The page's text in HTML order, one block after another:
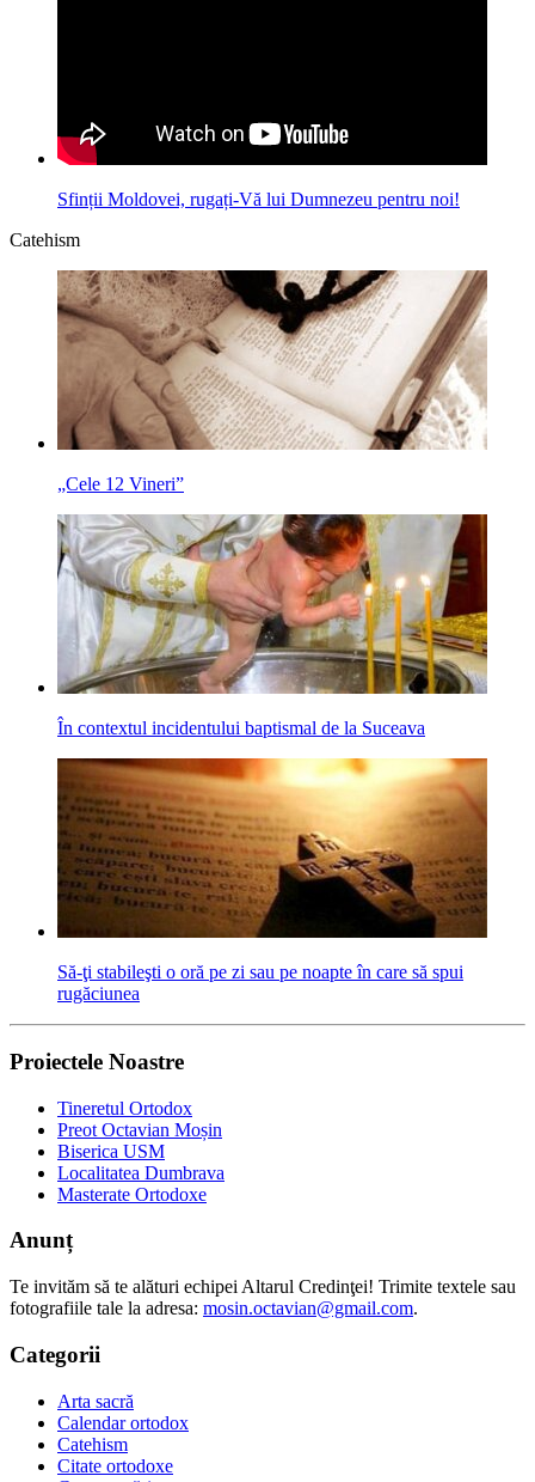
Sfinții Moldovei, rugați-Vă lui Dumnezeu pentru noi!
Catehism
„Cele 12 Vineri”
În contextul incidentului baptismal de la Suceava
Să-ţi stabileşti o oră pe zi sau pe noapte în care să spui
rugăciunea
Proiectele Noastre
Tineretul Ortodox
Preot Octavian Moșin
Biserica USM
Localitatea Dumbrava
Masterate Ortodoxe
Anunț
Te invităm să te alături echipei Altarul Credinţei! Trimite textele sau
fotografiile tale la adresa: mosin.octavian@gmail.com.
Categorii
Arta sacră
Calendar ortodox
Catehism
Citate ortodoxe